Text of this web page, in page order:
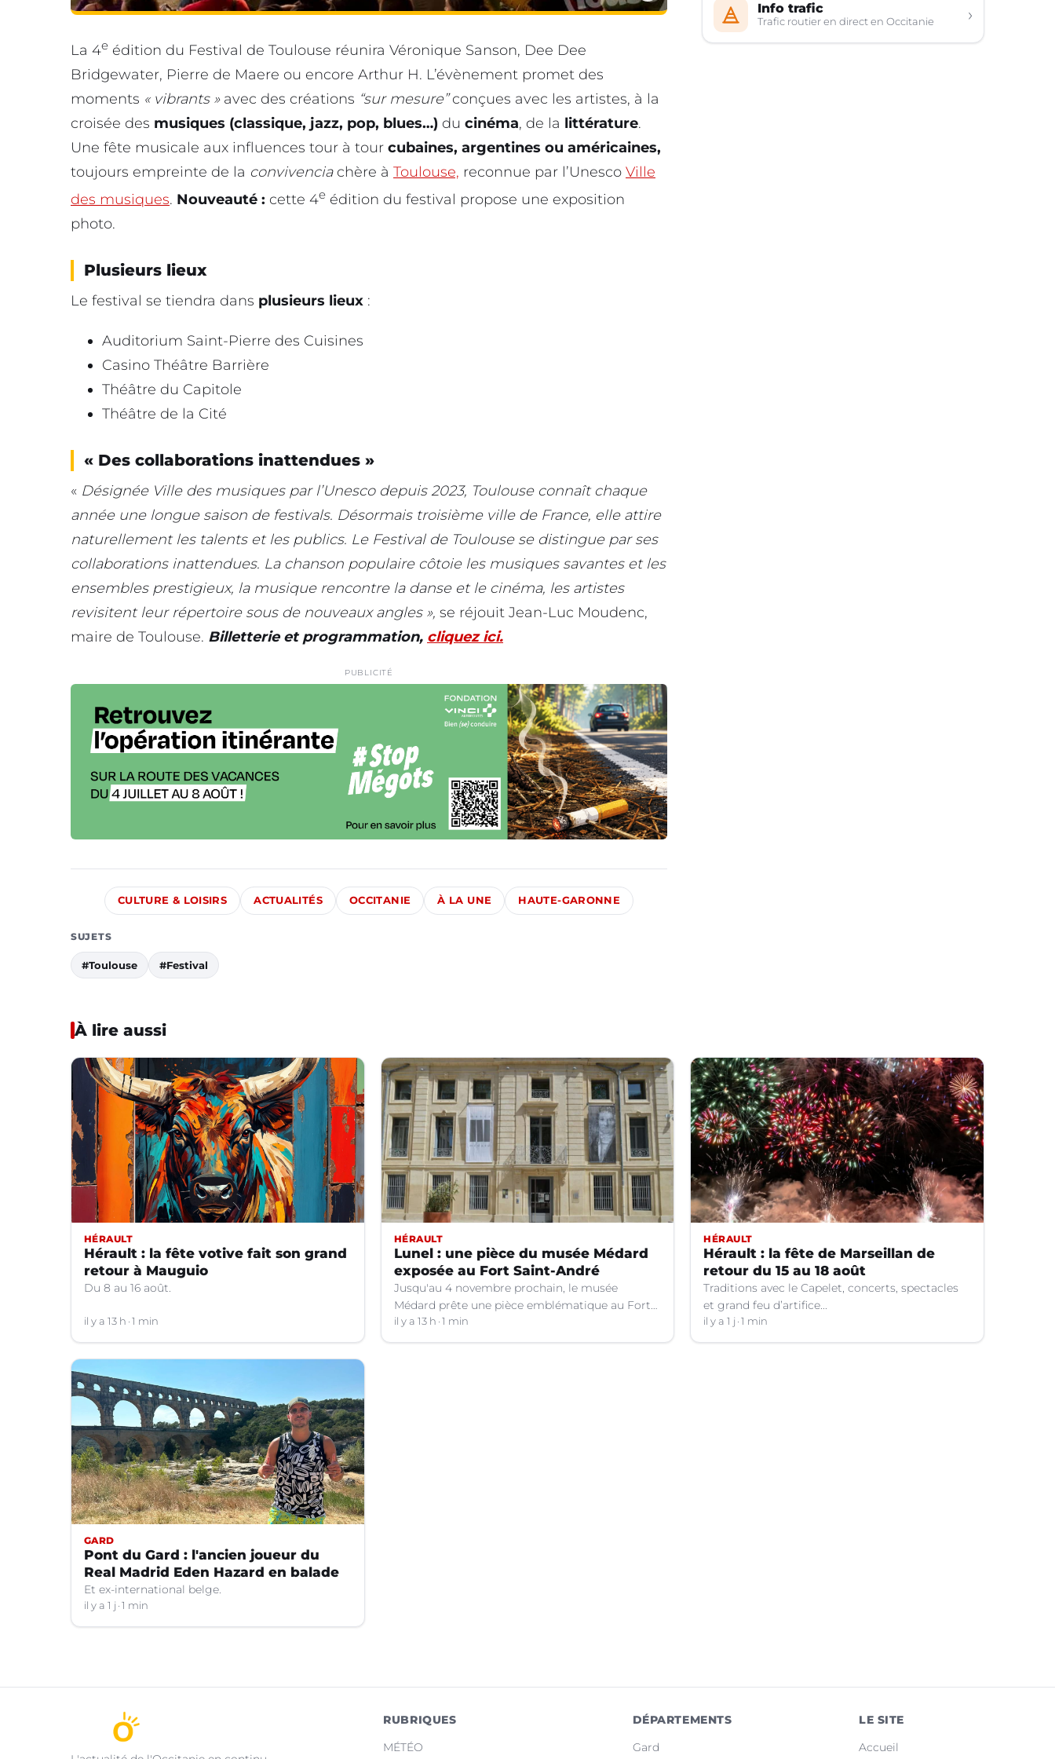
La 4e édition du Festival de Toulouse réunira Véronique Sanson, Dee Dee
Bridgewater, Pierre de Maere ou encore Arthur H. L’évènement promet des
moments « vibrants » avec des créations “sur mesure”conçues avec les artistes, à la
croisée des musiques (classique, jazz, pop, blues…) du cinéma, de la littérature.
Une fête musicale aux influences tour à tour cubaines, argentines ou américaines,
toujours empreinte de la convivencia chère à Toulouse, reconnue par l’Unesco Ville
des musiques. Nouveauté : cette 4e édition du festival propose une exposition
photo.
Plusieurs lieux
Le festival se tiendra dans plusieurs lieux :
Auditorium Saint-Pierre des Cuisines
Casino Théâtre Barrière
Théâtre du Capitole
Théâtre de la Cité
« Des collaborations inattendues »
« Désignée Ville des musiques par l’Unesco depuis 2023, Toulouse connaît chaque
année une longue saison de festivals. Désormais troisième ville de France, elle attire
naturellement les talents et les publics. Le Festival de Toulouse se distingue par ses
collaborations inattendues. La chanson populaire côtoie les musiques savantes et les
ensembles prestigieux, la musique rencontre la danse et le cinéma, les artistes
revisitent leur répertoire sous de nouveaux angles », se réjouit Jean-Luc Moudenc,
maire de Toulouse. Billetterie et programmation, cliquez ici.
PUBLICITÉ
CULTURE & LOISIRS ACTUALITÉS OCCITANIE À LA UNE HAUTE-GARONNE
SUJETS
#Toulouse #Festival
Info trafic
Trafic routier en direct en Occitanie ›
À lire aussi
HÉRAULT
Hérault : la fête votive fait son grand
retour à Mauguio
Du 8 au 16 août.
il y a 13 h 1 min
HÉRAULT
Lunel : une pièce du musée Médard
exposée au Fort Saint-André
Jusqu'au 4 novembre prochain, le musée
Médard prête une pièce emblématique au Fort
Saint-André à Villeneuve-lez-Avignon (Gard).
il y a 13 h 1 min
HÉRAULT
Hérault : la fête de Marseillan de
retour du 15 au 18 août
Traditions avec le Capelet, concerts, spectacles
et grand feu d’artifice...
il y a 1 j 1 min
GARD
Pont du Gard : l'ancien joueur du
Real Madrid Eden Hazard en balade
Et ex-international belge.
il y a 1 j 1 min
RUBRIQUES
MÉTÉO
DÉPARTEMENTS
Gard
LE SITE
Accueil